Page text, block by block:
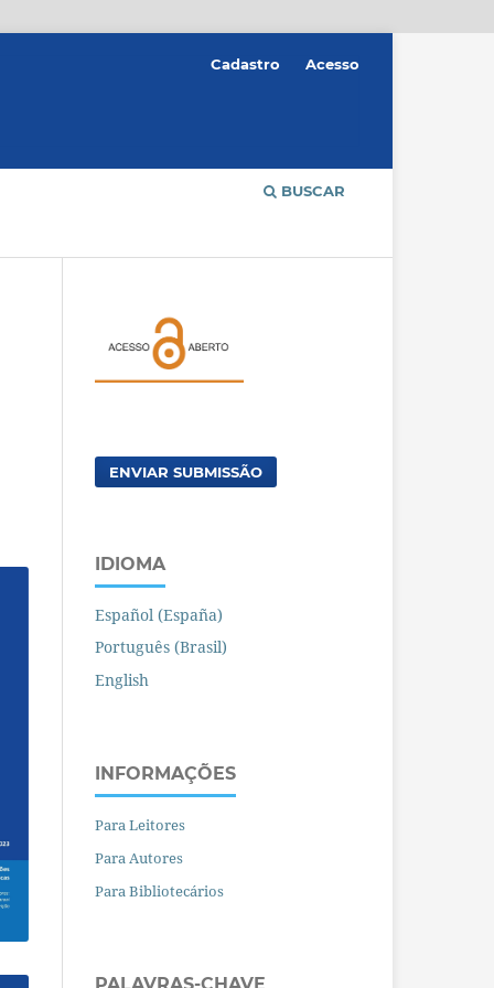
BUSCAR
Cadastro Acesso
ENVIAR SUBMISSÃO
IDIOMA
Español (España)
Português (Brasil)
English
INFORMAÇÕES
Para Leitores
Para Autores
Para Bibliotecários